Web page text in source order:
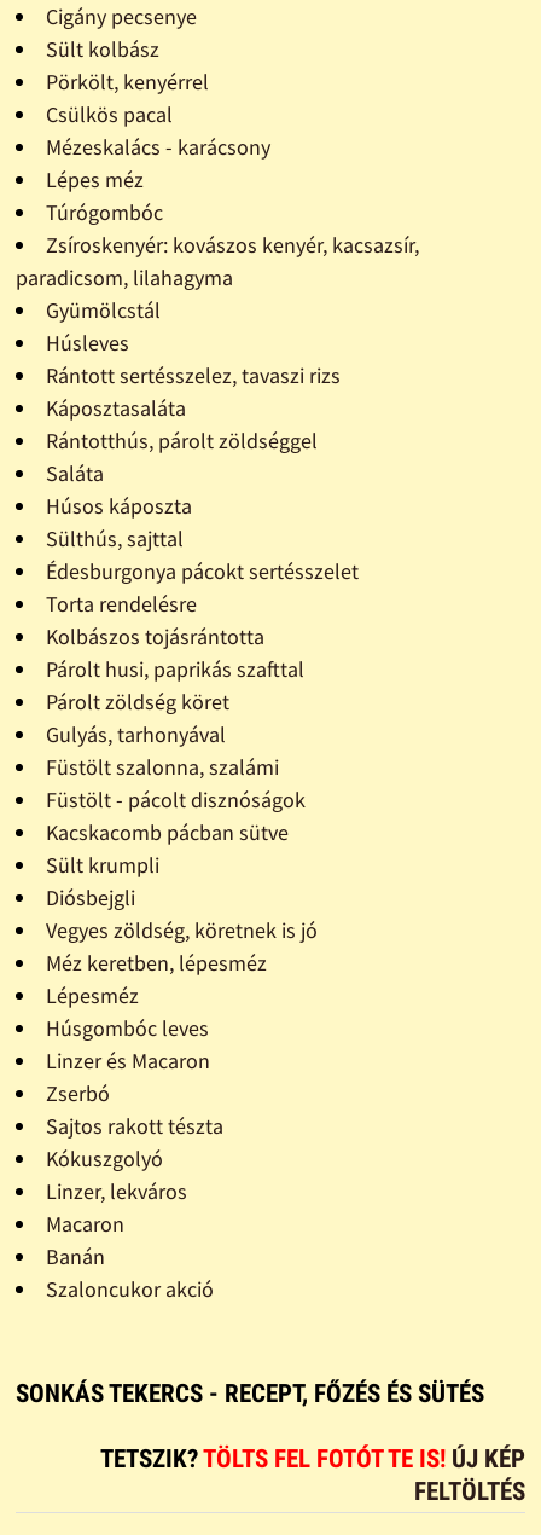
Cigány pecsenye
Sült kolbász
Pörkölt, kenyérrel
Csülkös pacal
Mézeskalács - karácsony
Lépes méz
Túrógombóc
Zsíroskenyér: kovászos kenyér, kacsazsír,
paradicsom, lilahagyma
Gyümölcstál
Húsleves
Rántott sertésszelez, tavaszi rizs
Káposztasaláta
Rántotthús, párolt zöldséggel
Saláta
Húsos káposzta
Sülthús, sajttal
Édesburgonya pácokt sertésszelet
Torta rendelésre
Kolbászos tojásrántotta
Párolt husi, paprikás szafttal
Párolt zöldség köret
Gulyás, tarhonyával
Füstölt szalonna, szalámi
Füstölt - pácolt disznóságok
Kacskacomb pácban sütve
Sült krumpli
Diósbejgli
Vegyes zöldség, köretnek is jó
Méz keretben, lépesméz
Lépesméz
Húsgombóc leves
Linzer és Macaron
Zserbó
Sajtos rakott tészta
Kókuszgolyó
Linzer, lekváros
Macaron
Banán
Szaloncukor akció
SONKÁS TEKERCS - RECEPT, FŐZÉS ÉS SÜTÉS
TETSZIK?TÖLTS FEL FOTÓT TE IS! ÚJ KÉP
FELTÖLTÉS